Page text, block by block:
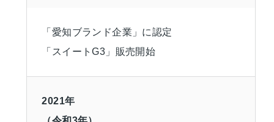
「愛知ブランド企業」に認定
「スイートG3」販売開始
2021年